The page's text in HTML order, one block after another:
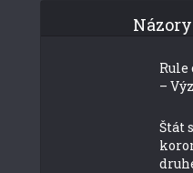
–
Štát